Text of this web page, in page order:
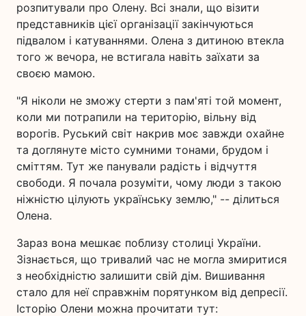
розпитували про Олену. Всі знали, що візити
представників цієї організації закінчуються
підвалом і катуваннями. Олена з дитиною втекла
того ж вечора, не встигала навіть заїхати за
своєю мамою.
"Я ніколи не зможу стерти з пам'яті той момент,
коли ми потрапили на територію, вільну від
ворогів. Руський світ накрив моє завжди охайне
та доглянуте місто сумними тонами, брудом і
сміттям. Тут же панували радість і відчуття
свободи. Я почала розуміти, чому люди з такою
ніжністю цілують українську землю," -- ділиться
Олена.
Зараз вона мешкає поблизу столиці України.
Зізнається, що тривалий час не могла змиритися
з необхідністю залишити свій дім. Вишивання
стало для неї справжнім порятунком від депресії.
Історію Олени можна прочитати тут: